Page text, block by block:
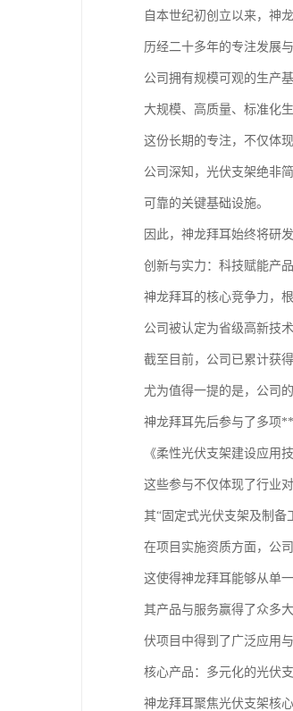
自本世纪初创立以来，神
历经二十多年的专注发展
公司拥有规模可观的生产
大规模、高质量、标准化
这份长期的专注，不仅体
公司深知，光伏支架绝非
可靠的关键基础设施。
因此，神龙拜耳始终将研
创新与实力：科技赋能产
神龙拜耳的核心竞争力，
公司被认定为省级高新技
截至目前，公司已累计获
尤为值得一提的是，公司
神龙拜耳先后参与了多项
《柔性光伏支架建设应用
这些参与不仅体现了行业
其“固定式光伏支架及制备
在项目实施资质方面，公
这使得神龙拜耳能够从单
其产品与服务赢得了众多
伏项目中得到了广泛应用与
核心产品：多元化的光伏
神龙拜耳聚焦光伏支架核